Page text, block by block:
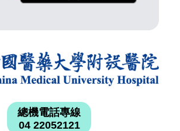
總機電話專線
04 22052121